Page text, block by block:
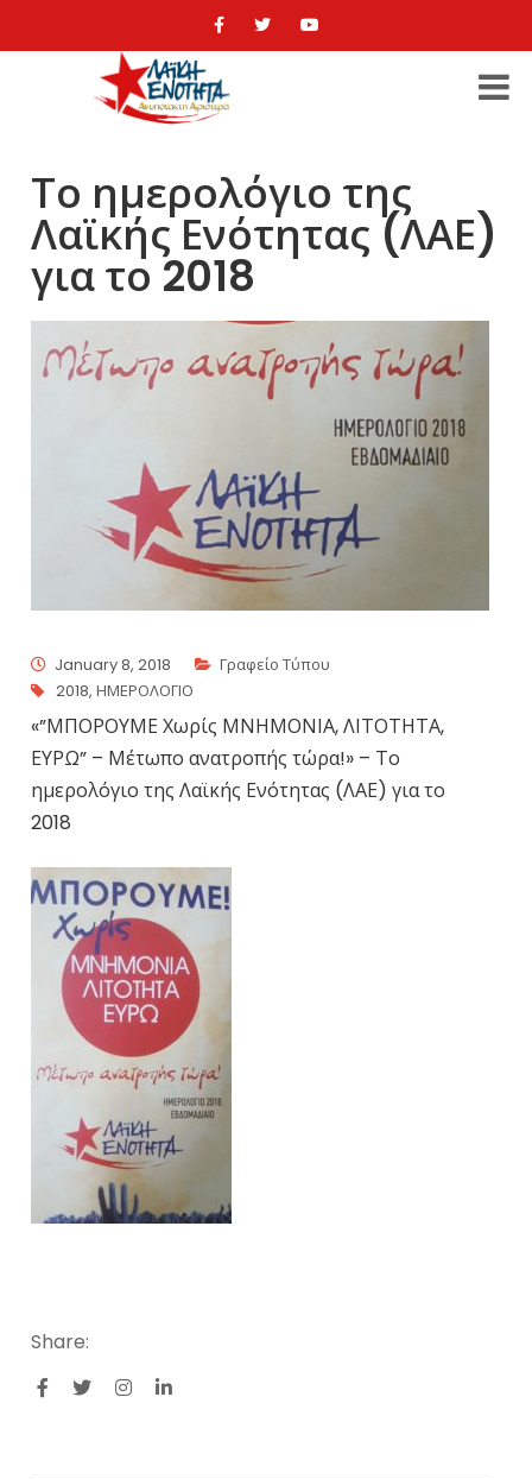
Το ημερολόγιο της
Λαϊκής Ενότητας (ΛΑΕ)
για το 2018
January 8, 2018
Γραφείο Τύπου
2018,ΗΜΕΡΟΛΟΓΙΟ
«”ΜΠΟΡΟΥΜΕ Χωρίς ΜΝΗΜΟΝΙΑ, ΛΙΤΟΤΗΤΑ,
ΕΥΡΩ” – Μέτωπο ανατροπής τώρα!» – Το
ημερολόγιο της Λαϊκής Ενότητας (ΛΑΕ) για το
2018
Share: